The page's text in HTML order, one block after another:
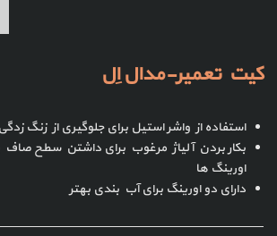
کیت تعمیر-مدال اِل
استفاده از واشر استیل برای جلوگیری از زنگ زدگی
بکار بردن آلیاژ مرغوب برای داشتن سطح صاف
اورینگ ها
دارای دو اورینگ برای آب بندی بهتر